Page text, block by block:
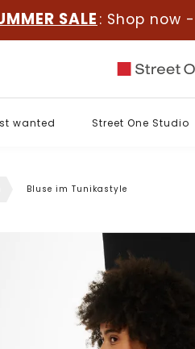
SALE : Shop now -
wanted Street One Studio
Bluse im Tunikastyle